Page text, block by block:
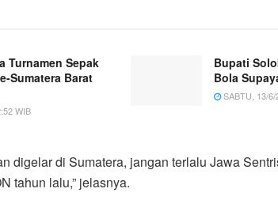
Turnamen Sepak
Sumatera Barat
WIB
Bupati
Bola
SABTU, 13/6/
digelar di Sumatera, jangan terlalu Jawa
tahun lalu,” jelasnya.